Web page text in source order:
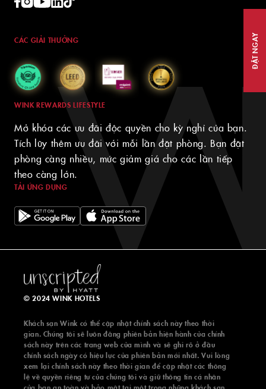
ĐẶT NGAY
CÁC GIẢI THƯỞNG
WINK REWARDS LIFESTYLE
Mở khóa các ưu đãi độc quyền cho kỳ nghỉ của bạn.
Tích lũy thêm ưu đãi với mỗi lần đặt phòng. Bạn đặt
phòng càng nhiều, mức giảm giá cho các lần tiếp
theo càng lớn.
TẢI ỨNG DỤNG
© 2024 WINK HOTELS
Khách sạn Wink có thể cập nhật chính sách này theo thời
gian. Chúng tôi sẽ luôn đăng phiên bản hiện hành của chính
sách này trên các trang web của mình và sẽ ghi rõ ở đầu
chính sách ngày có hiệu lực của phiên bản mới nhất. Vui lòng
xem lại chính sách này theo thời gian để cập nhật các thông
lệ về quyền riêng tư của chúng tôi và giữ thông tin cá nhân
của bạn an toàn và bảo mật tại một trong những khách sạn